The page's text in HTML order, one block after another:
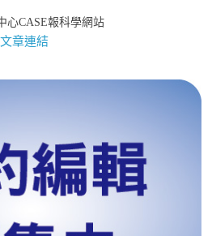
心CASE報科學網站
章連結